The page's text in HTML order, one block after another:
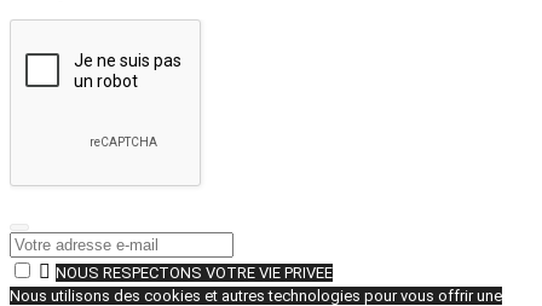
 NOUS RESPECTONS VOTRE VIE PRIVEE
Nous utilisons des cookies et autres technologies pour vous offrir une